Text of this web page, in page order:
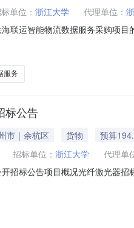
单位： 浙江大学 代理单位：
联运智能物流数据服务采购项
金额（万元）最高限价（万元
服务
标公告
市｜余杭区 货物
预算
招标单位： 浙江大学
代理单
招标公告项目概况光纤激光器
：序号名称数量单位简要技术